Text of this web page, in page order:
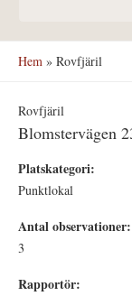
Hem » Rovfjäril
Rovfjäril
Blomstervägen
Platskategori:
Punktlokal
Antal observationer:
3
Rapportör: